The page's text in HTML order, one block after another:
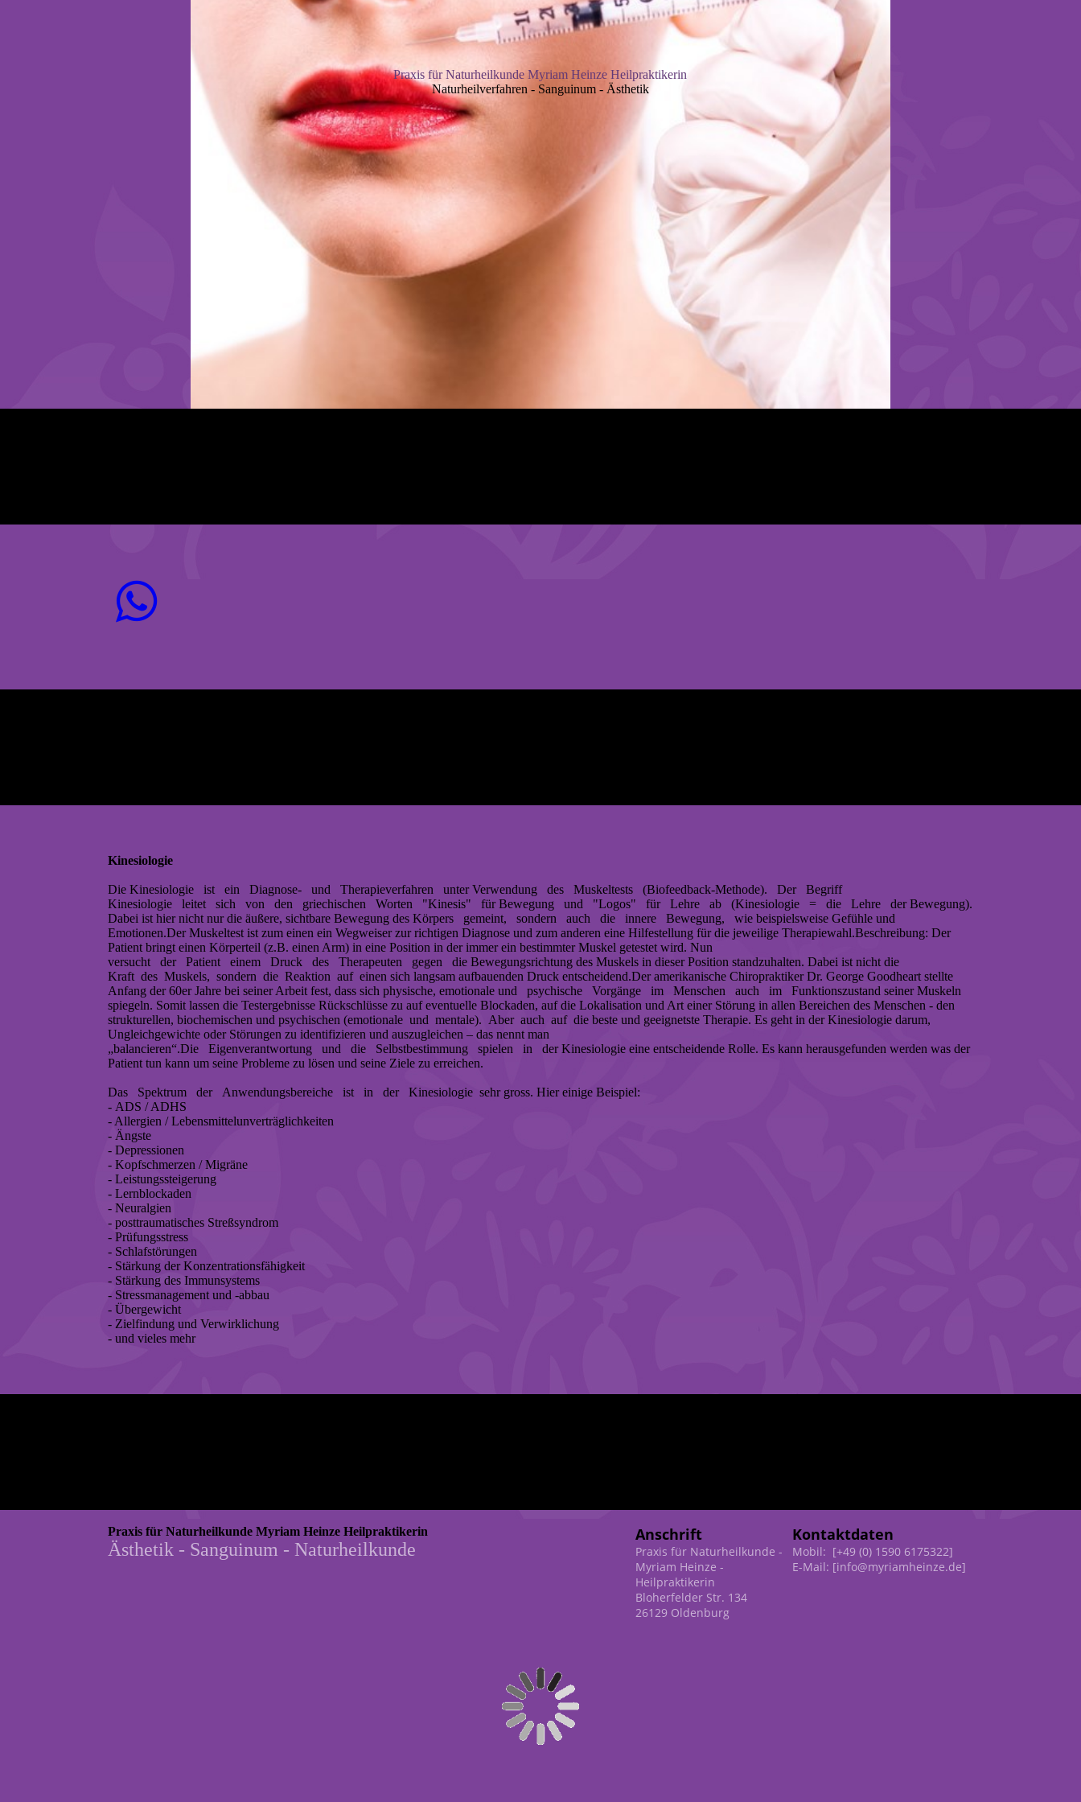
Praxis für Naturheilkunde Myriam Heinze Heilpraktikerin
Naturheilverfahren - Sanguinum - Ästhetik
Kinesiologie
Die Kinesiologie ist ein Diagnose- und Therapieverfahren unter Verwendung des Muskeltests (Biofeedback-Methode). Der Begriff
Kinesiologie leitet sich von den griechischen Worten "Kinesis" für Bewegung und "Logos" für Lehre ab (Kinesiologie = die Lehre der Bewegung).
Dabei ist hier nicht nur die äußere, sichtbare Bewegung des Körpers gemeint, sondern auch die innere Bewegung, wie beispielsweise Gefühle und
Emotionen.Der Muskeltest ist zum einen ein Wegweiser zur richtigen Diagnose und zum anderen eine Hilfestellung für die jeweilige Therapiewahl.Beschreibung: Der
Patient bringt einen Körperteil (z.B. einen Arm) in eine Position in der immer ein bestimmter Muskel getestet wird. Nun
versucht der Patient einem Druck des Therapeuten gegen die Bewegungsrichtung des Muskels in dieser Position standzuhalten. Dabei ist nicht die
Kraft des Muskels, sondern die Reaktion auf einen sich langsam aufbauenden Druck entscheidend.Der amerikanische Chiropraktiker Dr. George Goodheart stellte
Anfang der 60er Jahre bei seiner Arbeit fest, dass sich physische, emotionale und psychische Vorgänge im Menschen auch im Funktionszustand seiner Muskeln
spiegeln. Somit lassen die Testergebnisse Rückschlüsse zu auf eventuelle Blockaden, auf die Lokalisation und Art einer Störung in allen Bereichen des Menschen - den
strukturellen, biochemischen und psychischen (emotionale und mentale). Aber auch auf die beste und geeignetste Therapie. Es geht in der Kinesiologie darum,
Ungleichgewichte oder Störungen zu identifizieren und auszugleichen – das nennt man
„balancieren“.Die Eigenverantwortung und die Selbstbestimmung spielen in der Kinesiologie eine entscheidende Rolle. Es kann herausgefunden werden was der
Patient tun kann um seine Probleme zu lösen und seine Ziele zu erreichen.
Das Spektrum der Anwendungsbereiche ist in der Kinesiologie sehr gross. Hier einige Beispiel:
- ADS / ADHS
- Allergien / Lebensmittelunverträglichkeiten
- Ängste
- Depressionen
- Kopfschmerzen / Migräne
- Leistungssteigerung
- Lernblockaden
- Neuralgien
- posttraumatisches Streßsyndrom
- Prüfungsstress
- Schlafstörungen
- Stärkung der Konzentrationsfähigkeit
- Stärkung des Immunsystems
- Stressmanagement und -abbau
- Übergewicht
- Zielfindung und Verwirklichung
- und vieles mehr
Praxis für Naturheilkunde Myriam Heinze Heilpraktikerin
Ästhetik - Sanguinum - Naturheilkunde
Anschrift
Praxis für Naturheilkunde -
Myriam Heinze -
Heilpraktikerin
Bloherfelder Str. 134
26129 Oldenburg
Kontaktdaten
Mobil: [+49 (0) 1590 6175322]
E-Mail: [info@myriamheinze.de]